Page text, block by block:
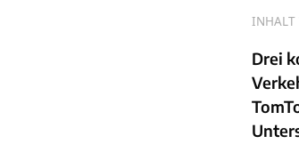
INHALT
Drei